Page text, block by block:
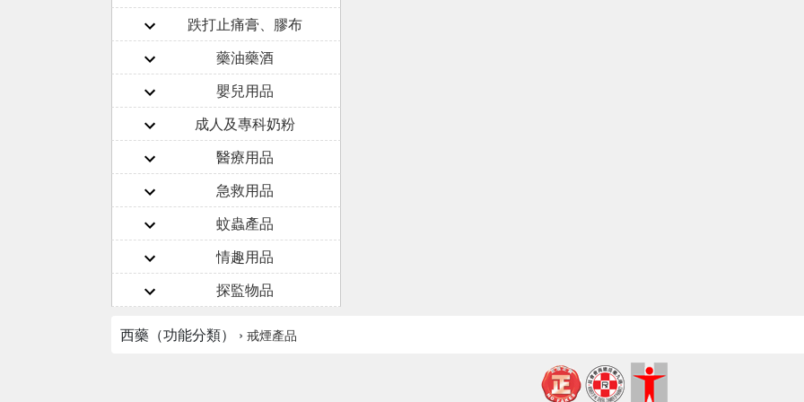
跌打止痛膏、膠布
藥油藥酒
嬰兒用品
成人及專科奶粉
醫療用品
急救用品
蚊蟲產品
情趣用品
探監物品
西藥（功能分類） › 戒煙產品